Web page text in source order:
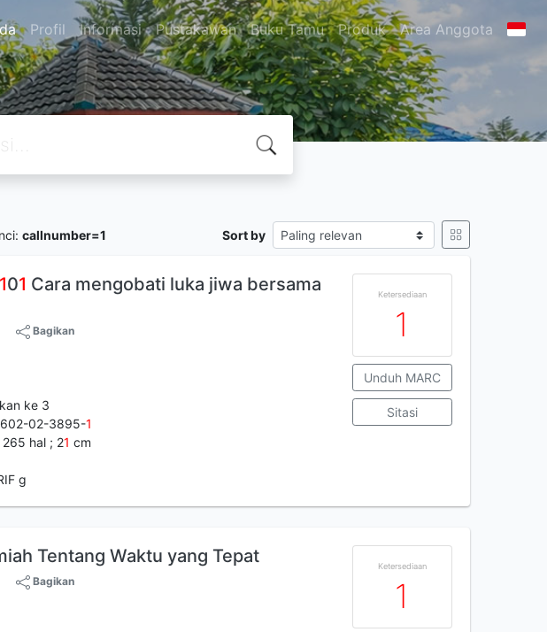
Profil Informasi Pustakawan Buku Tamu Produk Area Anggota
callnumber=1 Sort by
101 Cara mengobati luka jiwa bersama
Bagikan
ke 3
02-3895-1
hal ; 21 cm
g
Ketersediaan
1
Unduh MARC
Sitasi
Tentang Waktu yang Tepat
Bagikan
Ketersediaan
1